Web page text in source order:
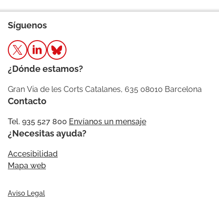
Síguenos
¿Dónde estamos?
Gran Via de les Corts Catalanes, 635 08010 Barcelona
Contacto
Tel. 935 527 800 Envíanos un mensaje
¿Necesitas ayuda?
Accesibilidad
Mapa web
Aviso Legal